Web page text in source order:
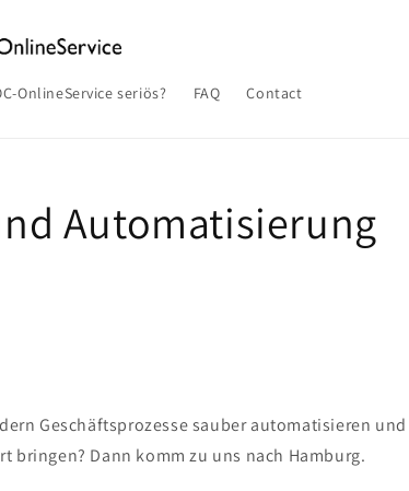
OnlineService seriös? FAQ Contact
Automatisierung
Geschäftsprozesse sauber automatisieren und
bringen? Dann komm zu uns nach Hamburg.